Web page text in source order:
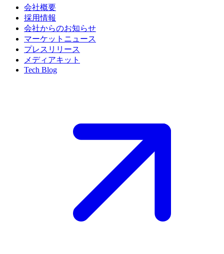
会社概要
採用情報
会社からのお知らせ
マーケットニュース
プレスリリース
メディアキット
Tech Blog